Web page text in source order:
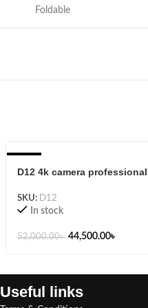
Foldable
D12 4k camera
SKU: D12
In stock
52,000.00৳ 44,500.00৳
Useful links​